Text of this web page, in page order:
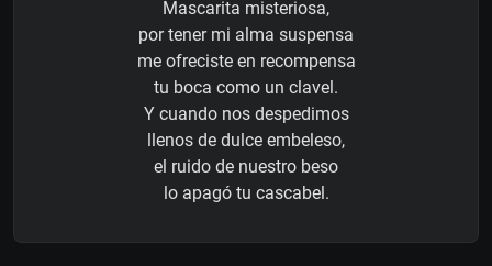
Mascarita misteriosa,
por tener mi alma suspensa
me ofreciste en recompensa
tu boca como un clavel.
Y cuando nos despedimos
llenos de dulce embeleso,
el ruido de nuestro beso
lo apagó tu cascabel.